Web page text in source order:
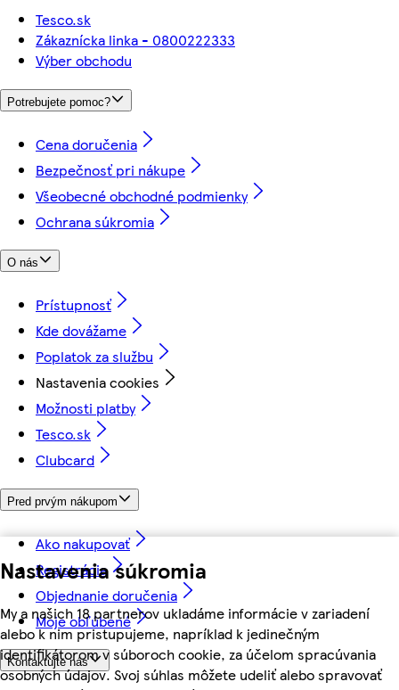
Nastavenia súkromia
My a našich 18 partnerov ukladáme informácie v zariadení
alebo k nim pristupujeme, napríklad k jedinečným
identifikátorom v súboroch cookie, za účelom spracúvania
osobných údajov. Svoj súhlas môžete udeliť alebo spravovať
Tesco.sk
Zákaznícka linka - 0800222333
Výber obchodu
Potrebujete pomoc?
Cena doručenia
Bezpečnosť pri nákupe
Všeobecné obchodné podmienky
Ochrana súkromia
O nás
Prístupnosť
Kde dovážame
Poplatok za službu
Nastavenia cookies
Možnosti platby
Tesco.sk
Clubcard
Pred prvým nákupom
Ako nakupovať
Registrácia
Objednanie doručenia
Moje obľúbené
Kontaktujte nás